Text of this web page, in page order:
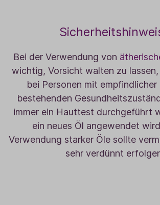
Bei der Verwendung von
wichtig, Vorsicht walten zu
bei Personen mit
bestehenden
immer ein Hauttest durchgeführt
ein neues Öl angewendet
Verwendung starker Öle sollte
sehr verdünnt